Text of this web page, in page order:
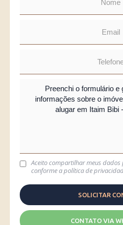
Aceito compartilhar meus dados
conforme apolítica de
CONTATO VIA